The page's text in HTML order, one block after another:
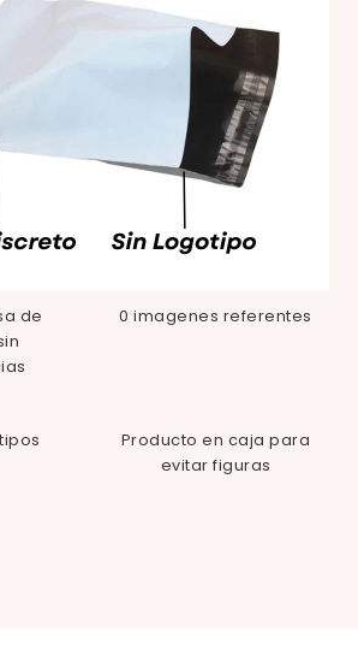
de
0 imagenes referentes
Producto en caja para
evitar figuras